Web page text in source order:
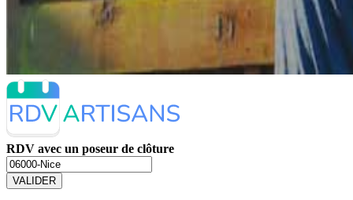
RDV avec un poseur de clôture
VALIDER